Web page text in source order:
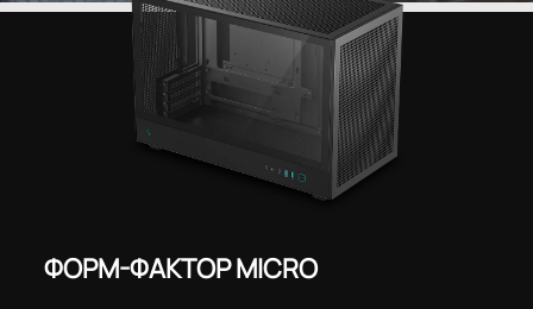
ФОРМ-ФАКТОР MICRO